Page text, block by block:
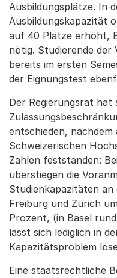
Ausbildungsplätze. In
Ausbildungskapazität
auf 40 Plätze erhöht,
nötig. Studierende der
bereits im ersten
der Eignungstest
Der Regierungsrat hat
entschieden, nachdem
Schweizerischen
Zahlen feststanden:
überstiegen die
Studienkapazitäten
Freiburg und Zürich
Prozent, (in Basel
lässt sich lediglich in
Kapazitätsproblem
Eine staatsrechtliche